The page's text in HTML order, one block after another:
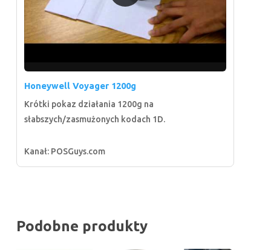
Honeywell Voyager 1200g
Krótki pokaz działania 1200g na
słabszych/zasmużonych kodach 1D.
Kanał: POSGuys.com
Podobne produkty